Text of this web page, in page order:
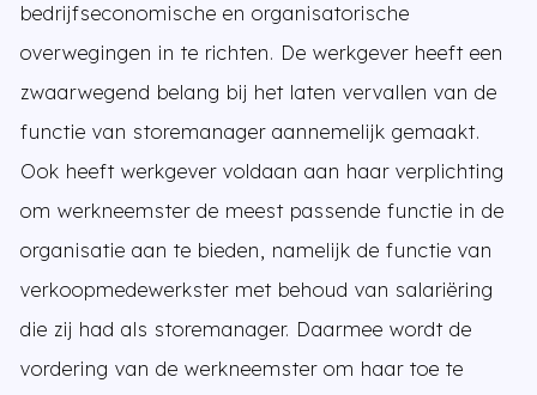
bedrijfseconomische en organisatorische
overwegingen in te richten. De werkgever heeft een
zwaarwegend belang bij het laten vervallen van de
functie van storemanager aannemelijk gemaakt.
Ook heeft werkgever voldaan aan haar verplichting
om werkneemster de meest passende functie in de
organisatie aan te bieden, namelijk de functie van
verkoopmedewerkster met behoud van salariëring
die zij had als storemanager. Daarmee wordt de
vordering van de werkneemster om haar toe te